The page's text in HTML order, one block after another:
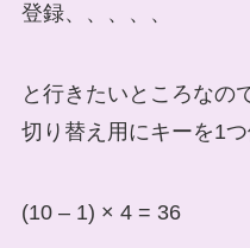
登録、、、、、
と行きたいところなの
切り替え用にキーを1つ
(10 – 1) × 4 = 36